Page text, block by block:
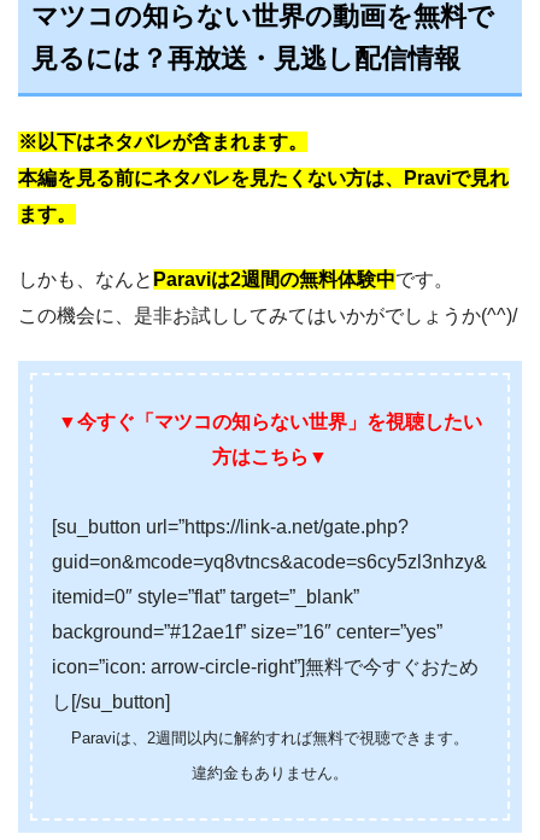
マツコの知らない世界の動画を無料で
見るには？再放送・見逃し配信情報
※以下はネタバレが含まれます。
本編を見る前にネタバレを見たくない方は、Praviで見れ
ます。
しかも、なんと Paraviは2週間の無料体験中です。
この機会に、是非お試ししてみてはいかがでしょうか(^^)/
▼今すぐ「マツコの知らない世界」を視聴したい
方はこちら▼
[su_button url=”https://link-a.net/gate.php?
guid=on&mcode=yq8vtncs&acode=s6cy5zl3nhzy&
itemid=0″ style=”flat” target=”_blank”
background=”#12ae1f” size=”16″ center=”yes”
icon=”icon: arrow-circle-right”]無料で今すぐおため
し[/su_button]
Paraviは、2週間以内に解約すれば無料で視聴できます。
違約金もありません。